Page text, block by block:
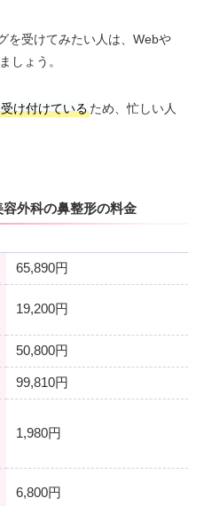
を受けてみたい人は、Webや
しょう。
け付けているため、忙しい人
外科の鼻整形の料金
65,890円
19,200円
50,800円
99,810円
1,980円
6,800円